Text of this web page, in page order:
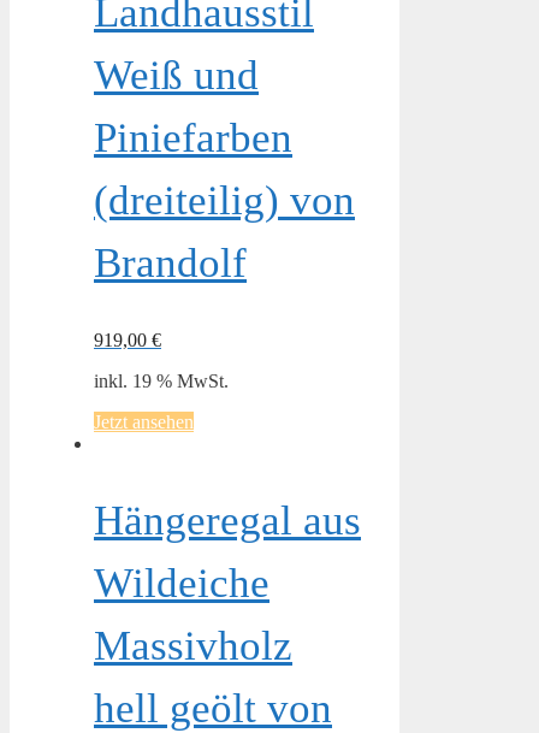
Landhausstil
Weiß und
Piniefarben
(dreiteilig) von
Brandolf
919,00 €
inkl. 19 % MwSt.
Jetzt ansehen
Hängeregal aus
Wildeiche
Massivholz
hell geölt von